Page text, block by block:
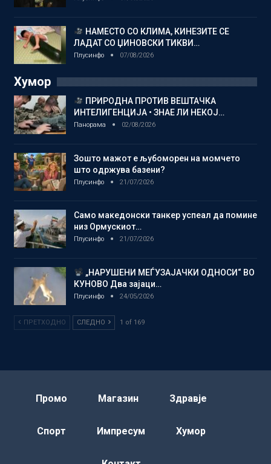
НАМЕСТО СО КЛИМА, КИНЕЗИТЕ СЕ
ЛАДАТ СО ЏИНОВСКИ ТИКВИ…
Плусинфо 07/08/2026
Хумор
ПРИРОДНА ПРОТИВ ВЕШТАЧКА
ИНТЕЛИГЕНЦИЈА • ЗНАЕ ЛИ НЕКОЈ…
Панорама 02/08/2026
Зошто мажот е љубоморен на момчето
што одржува базени?
Плусинфо 21/07/2026
Само македонски танкер успеал да помине
низ Ормускиот…
Плусинфо 21/07/2026
„НАРУШЕНИ МЕЃУЗАЈАЧКИ ОДНОСИ“ ВО
КУНОВО Два зајаци…
Плусинфо 24/05/2026
ПРЕТХОДНО СЛЕДНО 1 of 169
Промо Магазин Здравје
Спорт Импресум Хумор